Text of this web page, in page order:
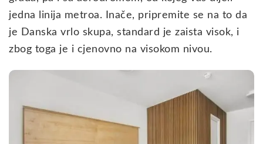
jedna linija metroa. Inače, pripremite se na to da
je Danska vrlo skupa, standard je zaista visok, i
zbog toga je i cjenovno na visokom nivou.